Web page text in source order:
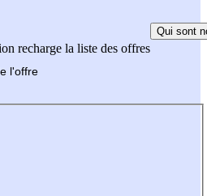
recharge la liste des offres
Qui sont
l'offre